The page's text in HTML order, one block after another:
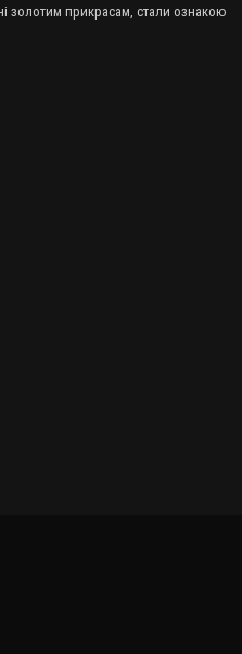
золотим прикрасам, стали ознакою